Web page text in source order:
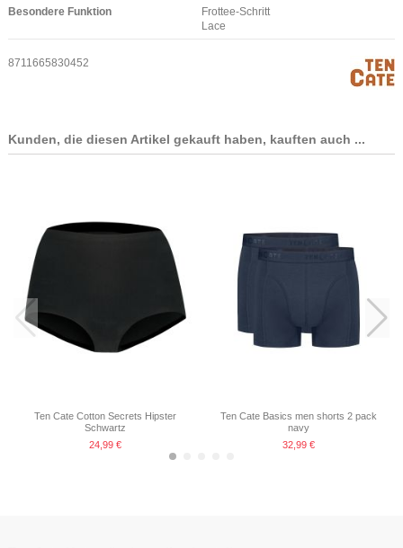
Besondere Funktion
Frottee-Schritt
Lace
8711665830452
Kunden, die diesen Artikel gekauft haben, kauften auch ...
Ten Cate Cotton Secrets Hipster
Schwartz
24,99 €
Ten Cate Basics men shorts 2 pack
navy
32,99 €